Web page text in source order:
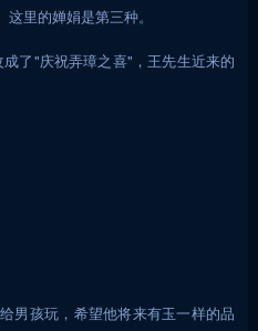
里的婵娟是第三种。
了"庆祝弄璋之喜"，王先生近来的
男孩玩，希望他将来有玉一样的品